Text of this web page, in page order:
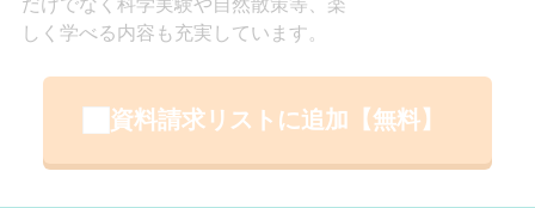
しく学べる内容も充実しています。
資料請求リストに追加【無料】